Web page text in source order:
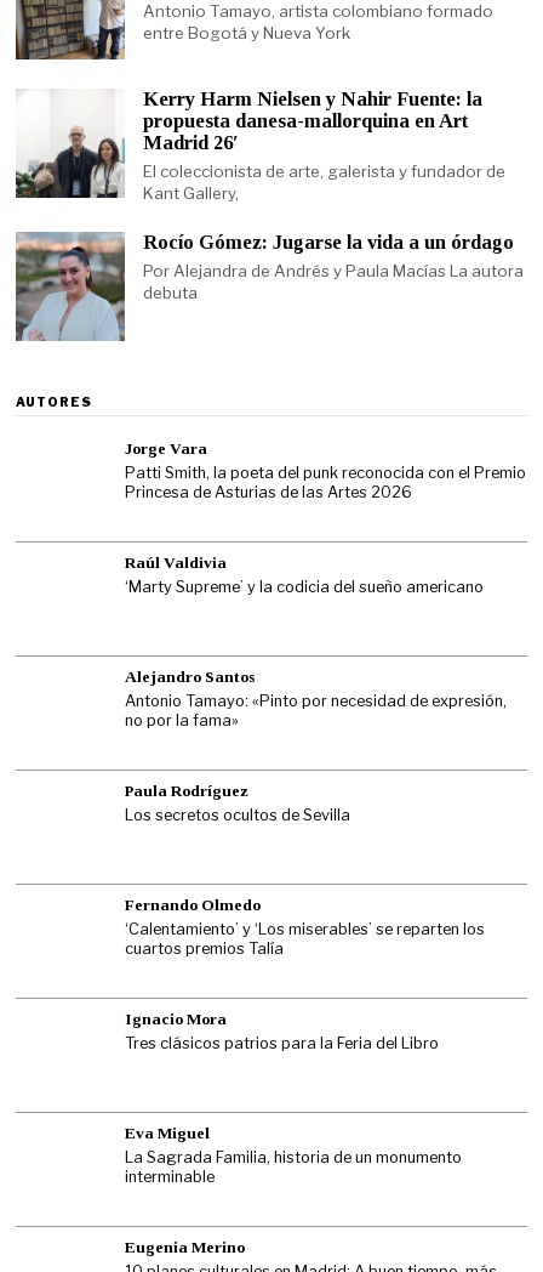
Antonio Tamayo, artista colombiano formado
entre Bogotá y Nueva York
Kerry Harm Nielsen y Nahir Fuente: la
propuesta danesa-mallorquina en Art
Madrid 26′
El coleccionista de arte, galerista y fundador de
Kant Gallery,
Rocío Gómez: Jugarse la vida a un órdago
Por Alejandra de Andrés y Paula Macías La autora
debuta
AUTORES
Jorge Vara
Patti Smith, la poeta del punk reconocida con el Premio
Princesa de Asturias de las Artes 2026
Raúl Valdivia
‘Marty Supreme’ y la codicia del sueño americano
Alejandro Santos
Antonio Tamayo: «Pinto por necesidad de expresión,
no por la fama»
Paula Rodríguez
Los secretos ocultos de Sevilla
Fernando Olmedo
‘Calentamiento’ y ‘Los miserables’ se reparten los
cuartos premios Talía
Ignacio Mora
Tres clásicos patrios para la Feria del Libro
Eva Miguel
La Sagrada Familia, historia de un monumento
interminable
Eugenia Merino